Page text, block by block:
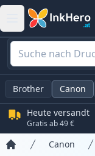
Brother Canon
Heute versandt
Gratis ab 49 €
Canon